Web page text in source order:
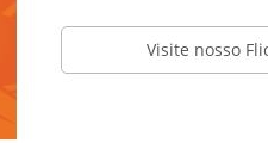
Visite nosso